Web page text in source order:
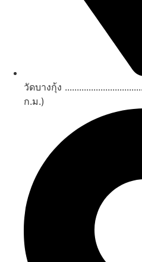
วัดบางกุ้ง
ก.ม.)